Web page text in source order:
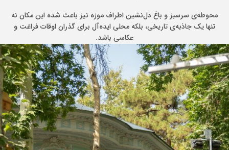
محوطه‌ی سرسبز و باغ دل‌نشین اطراف موزه نیز باعث شده این مکان نه
تنها یک جاذبه‌ی تاریخی، بلکه محلی ایده‌آل برای گذران اوقات فراغت و
عکاسی باشد.